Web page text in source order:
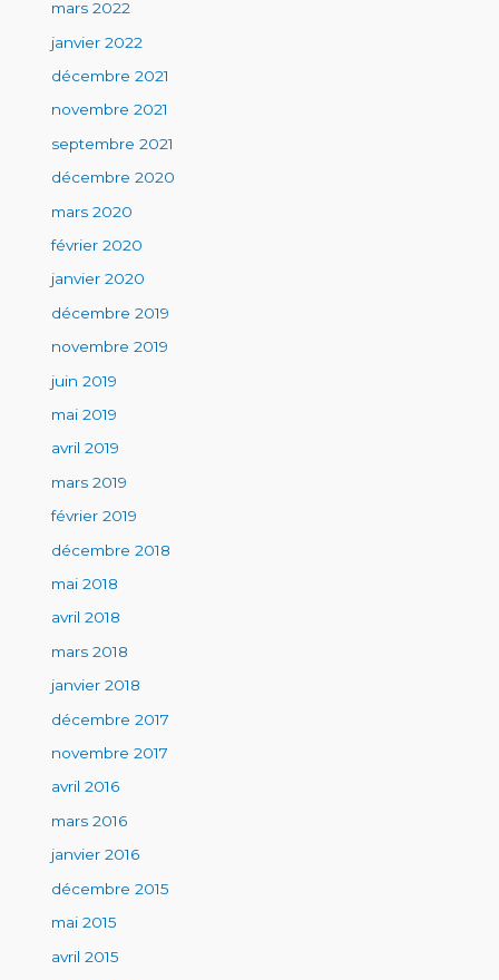
mars 2022
janvier 2022
décembre 2021
novembre 2021
septembre 2021
décembre 2020
mars 2020
février 2020
janvier 2020
décembre 2019
novembre 2019
juin 2019
mai 2019
avril 2019
mars 2019
février 2019
décembre 2018
mai 2018
avril 2018
mars 2018
janvier 2018
décembre 2017
novembre 2017
avril 2016
mars 2016
janvier 2016
décembre 2015
mai 2015
avril 2015